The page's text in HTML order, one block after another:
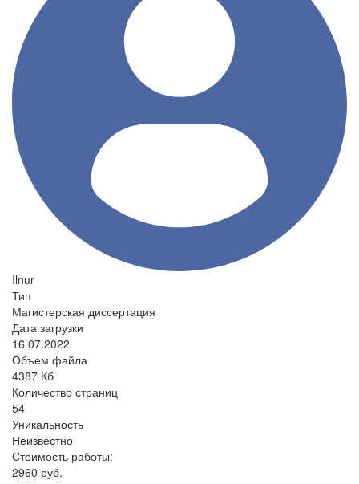
Ilnur
Тип
Магистерская диссертация
Дата загрузки
16.07.2022
Объем файла
4387 Кб
Количество страниц
54
Уникальность
Неизвестно
Стоимость работы:
2960 руб.